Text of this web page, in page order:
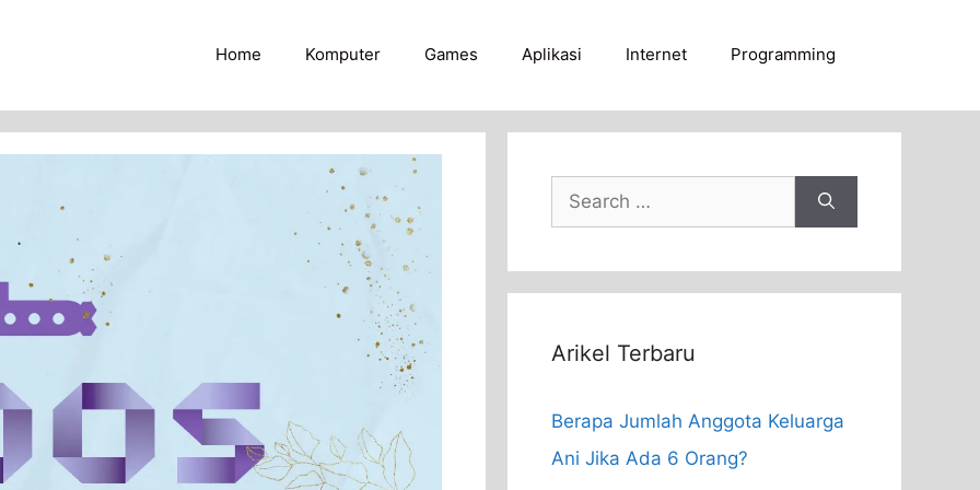
Home Komputer Games Aplikasi Internet Programming
Search
for:
Arikel Terbaru
Berapa Jumlah Anggota Keluarga
Ani Jika Ada 6 Orang?